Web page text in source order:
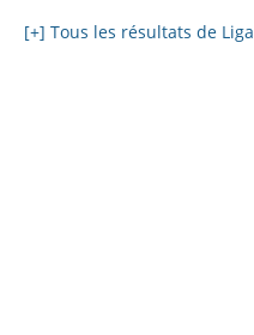
[+] Tous les résultats de Liga